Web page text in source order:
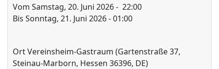
Vom Samstag, 20. Juni 2026 - 22:00
Bis Sonntag, 21. Juni 2026 - 01:00
OrtVereinsheim-Gastraum (Gartenstraße 37,
Steinau-Marborn, Hessen 36396, DE)
anzeigen